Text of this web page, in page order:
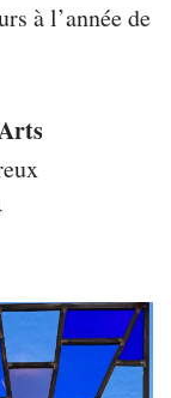
à l’année de